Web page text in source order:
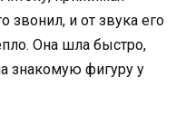
звонил, и от звука его
Она шла быстро,
знакомую фигуру у